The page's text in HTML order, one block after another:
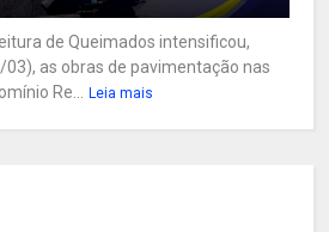
de Queimados intensificou,
as obras de pavimentação nas
Re...
Leia mais